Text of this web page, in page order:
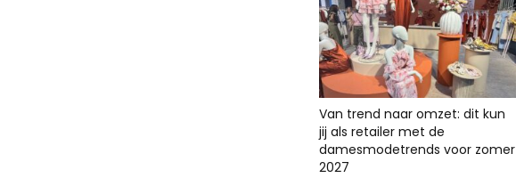
Van trend naar omzet: dit kun
jij als retailer met de
damesmodetrends voor zomer
2027